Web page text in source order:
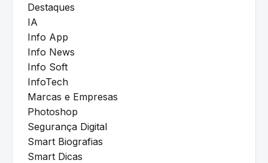
Destaques
IA
Info App
Info News
Info Soft
InfoTech
Marcas e Empresas
Photoshop
Segurança Digital
Smart Biografias
Smart Dicas